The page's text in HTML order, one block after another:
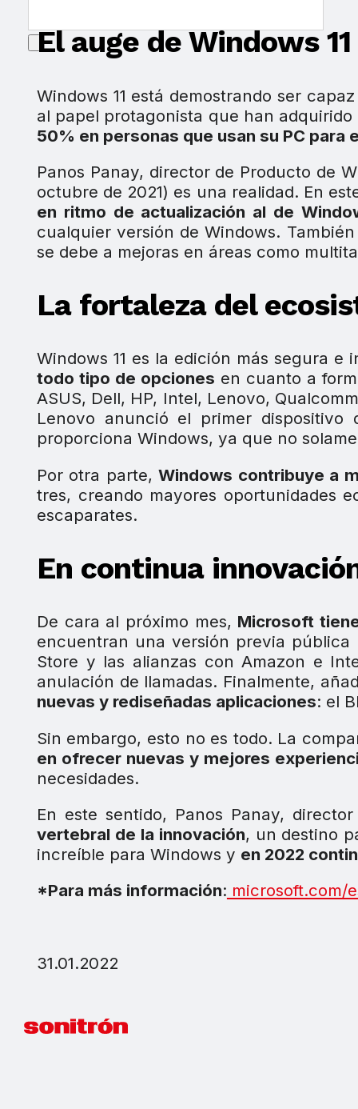
El auge de Windows 11
Windows 11 está demostrando ser
al papel protagonista que han
50% en personas que usan su PC
Panos Panay, director de Producto de
octubre de 2021) es una realidad. En
en ritmo de actualización al de
cualquier versión de Windows.
se debe a mejoras en áreas como
La fortaleza del
Windows 11 es la edición más segura
todo tipo de opciones en cuanto a
ASUS, Dell, HP, Intel, Lenovo,
Lenovo anunció el primer dispositivo
proporciona Windows, ya que no
Por otra parte,Windows contribuye a
tres, creando mayores oportunidades
escaparates.
En continua
De cara al próximo mes, Microsoft
encuentran una versión previa pública
Store y las alianzas con Amazon e
anulación de llamadas. Finalmente,
nuevas y rediseñadas aplicaciones: el
Sin embargo, esto no es todo. La
en ofrecer nuevas y mejores
necesidades.
En este sentido, Panos Panay,
vertebral de la innovación, un destino
increíble para Windows y en 2022
*Para más información: microsoft.com/
31.01.2022